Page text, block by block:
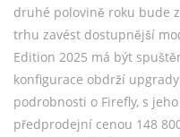
druhé polovině roku bude
trhu zavést dostupnější
Edition 2025 má být
konfigurace obdrží
podrobnosti o Firefly, s
předprodejní cenou 148